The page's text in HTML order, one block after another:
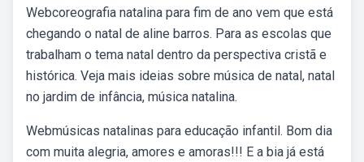
Webcoreografia natalina para fim de ano vem que está
chegando o natal de aline barros. Para as escolas que
trabalham o tema natal dentro da perspectiva cristã e
histórica. Veja mais ideias sobre música de natal, natal
no jardim de infância, música natalina.
Webmúsicas natalinas para educação infantil. Bom dia
com muita alegria, amores e amoras!!! E a bia já está